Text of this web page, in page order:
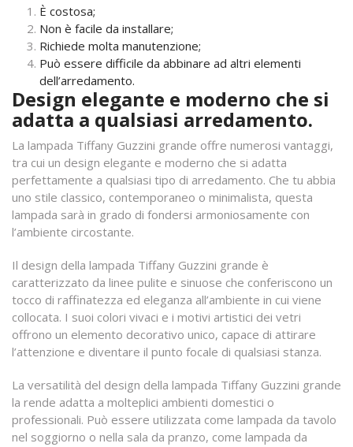
È costosa;
Non è facile da installare;
Richiede molta manutenzione;
Può essere difficile da abbinare ad altri elementi
dell’arredamento.
Design elegante e moderno che si
adatta a qualsiasi arredamento.
La lampada Tiffany Guzzini grande offre numerosi vantaggi,
tra cui un design elegante e moderno che si adatta
perfettamente a qualsiasi tipo di arredamento. Che tu abbia
uno stile classico, contemporaneo o minimalista, questa
lampada sarà in grado di fondersi armoniosamente con
l’ambiente circostante.
Il design della lampada Tiffany Guzzini grande è
caratterizzato da linee pulite e sinuose che conferiscono un
tocco di raffinatezza ed eleganza all’ambiente in cui viene
collocata. I suoi colori vivaci e i motivi artistici dei vetri
offrono un elemento decorativo unico, capace di attirare
l’attenzione e diventare il punto focale di qualsiasi stanza.
La versatilità del design della lampada Tiffany Guzzini grande
la rende adatta a molteplici ambienti domestici o
professionali. Può essere utilizzata come lampada da tavolo
nel soggiorno o nella sala da pranzo, come lampada da